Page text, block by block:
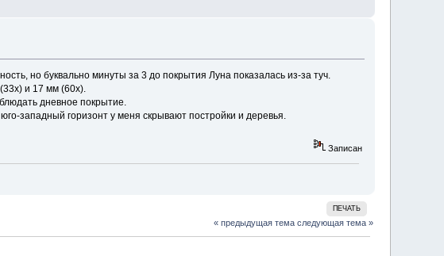
но буквально минуты за 3 до покрытия Луна показалась из-за туч.
и 17 мм (60х).
дневное покрытие.
западный горизонт у меня скрывают постройки и деревья.
Записан
ПЕЧАТЬ
« предыдущая тема следующая тема »